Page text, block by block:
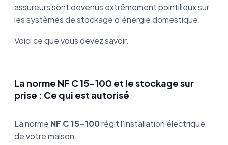
assureurs sont devenus extrêmement pointilleux sur
les systèmes de stockage d'énergie domestique.
Voici ce que vous devez savoir.
La norme NF C 15-100 et le stockage sur
prise : Ce qui est autorisé
La norme NF C 15-100régit l'installation électrique
de votre maison.